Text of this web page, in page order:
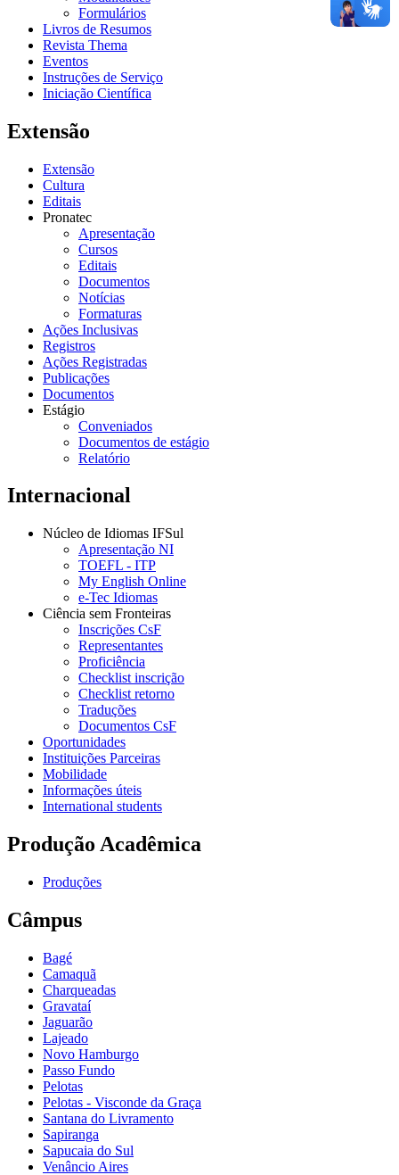
Formulários
Livros de Resumos
Revista Thema
Eventos
Instruções de Serviço
Iniciação Científica
Extensão
Extensão
Cultura
Editais
Pronatec
Apresentação
Cursos
Editais
Documentos
Notícias
Formaturas
Ações Inclusivas
Registros
Ações Registradas
Publicações
Documentos
Estágio
Conveniados
Documentos de estágio
Relatório
Internacional
Núcleo de Idiomas IFSul
Apresentação NI
TOEFL - ITP
My English Online
e-Tec Idiomas
Ciência sem Fronteiras
Inscrições CsF
Representantes
Proficiência
Checklist inscrição
Checklist retorno
Traduções
Documentos CsF
Oportunidades
Instituições Parceiras
Mobilidade
Informações úteis
International students
Produção Acadêmica
Produções
Câmpus
Bagé
Camaquã
Charqueadas
Gravataí
Jaguarão
Lajeado
Novo Hamburgo
Passo Fundo
Pelotas
Pelotas - Visconde da Graça
Santana do Livramento
Sapiranga
Sapucaia do Sul
Venâncio Aires